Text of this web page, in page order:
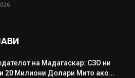
на Мадагаскар: СЗО ни
20 Милиони Долари Мито ако...